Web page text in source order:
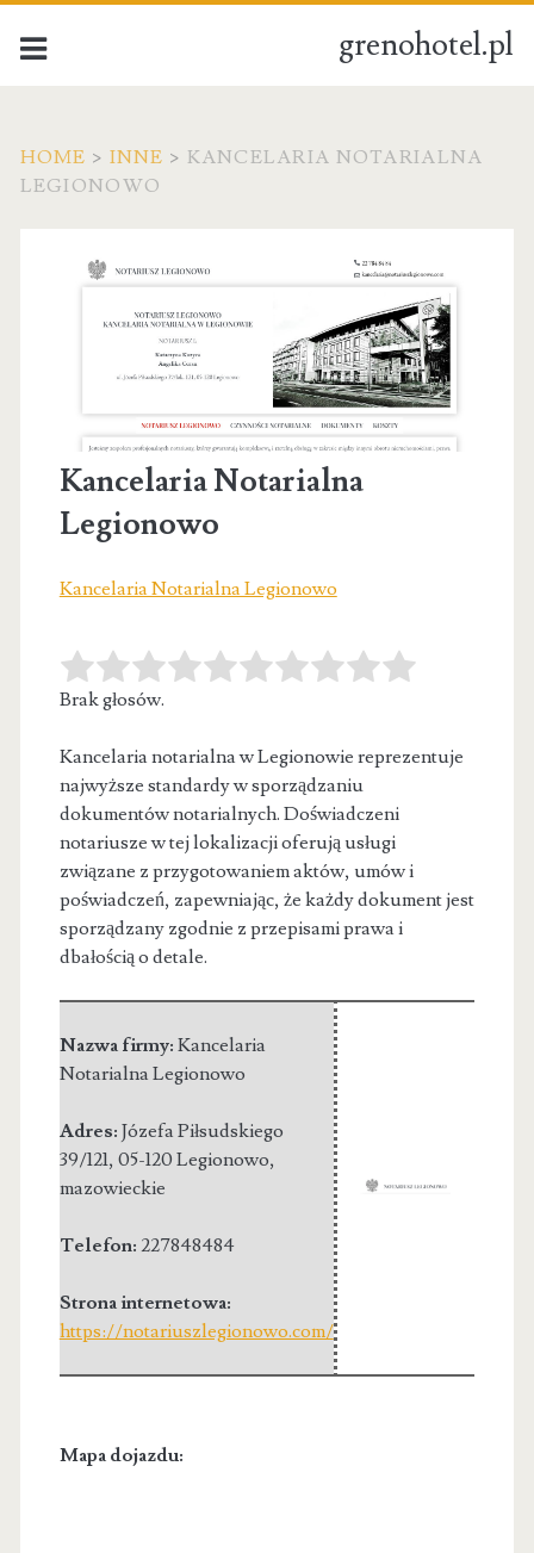
grenohotel.pl
HOME > INNE > KANCELARIA NOTARIALNA
LEGIONOWO
Kancelaria Notarialna
Legionowo
Kancelaria Notarialna Legionowo
Brak głosów.
Kancelaria notarialna w Legionowie reprezentuje
najwyższe standardy w sporządzaniu
dokumentów notarialnych. Doświadczeni
notariusze w tej lokalizacji oferują usługi
związane z przygotowaniem aktów, umów i
poświadczeń, zapewniając, że każdy dokument jest
sporządzany zgodnie z przepisami prawa i
dbałością o detale.
Nazwa firmy: Kancelaria
Notarialna Legionowo
Adres: Józefa Piłsudskiego
39/121, 05-120 Legionowo,
mazowieckie
Telefon: 227848484
Strona internetowa:
https://notariuszlegionowo.com/
Mapa dojazdu: